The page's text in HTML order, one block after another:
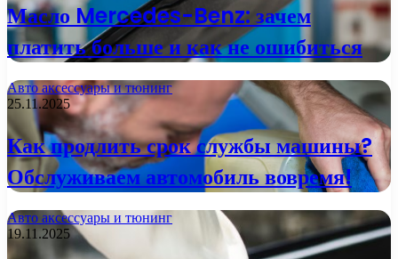
Масло Mercedes-Benz: зачем
платить больше и как не ошибиться
Авто аксессуары и тюнинг
25.11.2025
Как продлить срок службы машины?
Обслуживаем автомобиль вовремя!
Авто аксессуары и тюнинг
19.11.2025